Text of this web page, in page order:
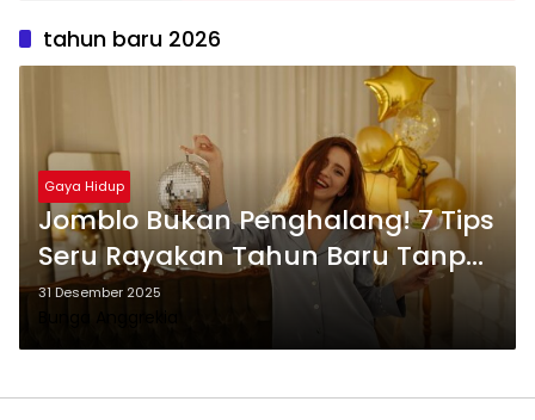
tahun baru 2026
Gaya Hidup
Jomblo Bukan Penghalang! 7 Tips
Seru Rayakan Tahun Baru Tanpa
Pasangan
31 Desember 2025